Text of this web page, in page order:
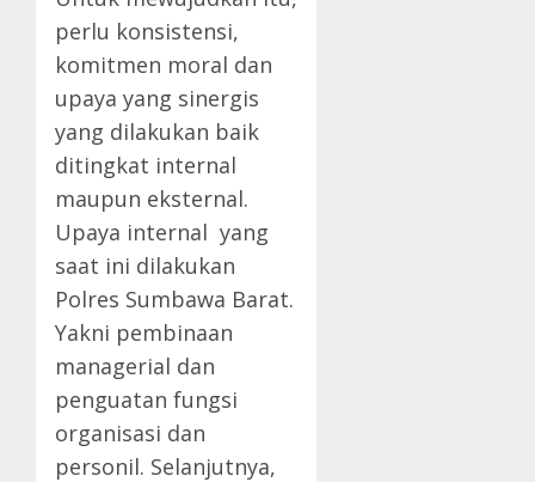
perlu konsistensi,
komitmen moral dan
upaya yang sinergis
yang dilakukan baik
ditingkat internal
maupun eksternal.
Upaya internal yang
saat ini dilakukan
Polres Sumbawa Barat.
Yakni pembinaan
managerial dan
penguatan fungsi
organisasi dan
personil. Selanjutnya,